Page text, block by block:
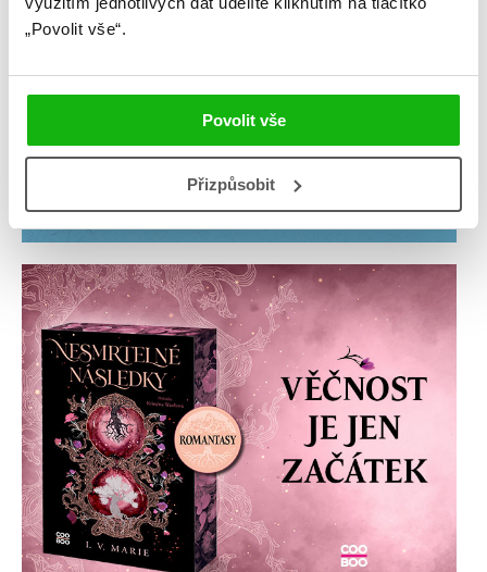
„Povolit vše“.
Povolit vše
Přizpůsobit